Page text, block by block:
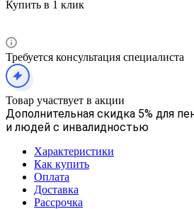
Купить в 1 клик
Требуется консультация специалиста
Товар участвует в акции
Дополнительная скидка 5% для
и людей с инвалидностью
Характеристики
Как купить
Оплата
Доставка
Рассрочка